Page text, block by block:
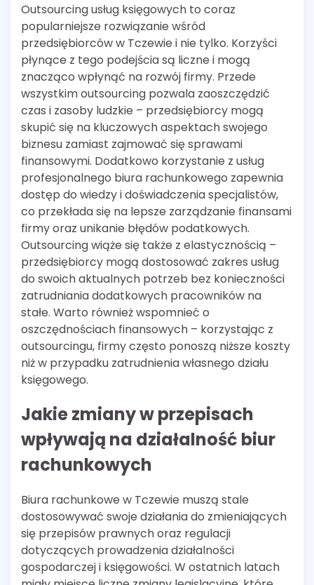
Outsourcing usług księgowych to coraz
popularniejsze rozwiązanie wśród
przedsiębiorców w Tczewie i nie tylko. Korzyści
płynące z tego podejścia są liczne i mogą
znacząco wpłynąć na rozwój firmy. Przede
wszystkim outsourcing pozwala zaoszczędzić
czas i zasoby ludzkie – przedsiębiorcy mogą
skupić się na kluczowych aspektach swojego
biznesu zamiast zajmować się sprawami
finansowymi. Dodatkowo korzystanie z usług
profesjonalnego biura rachunkowego zapewnia
dostęp do wiedzy i doświadczenia specjalistów,
co przekłada się na lepsze zarządzanie finansami
firmy oraz unikanie błędów podatkowych.
Outsourcing wiąże się także z elastycznością –
przedsiębiorcy mogą dostosować zakres usług
do swoich aktualnych potrzeb bez konieczności
zatrudniania dodatkowych pracowników na
stałe. Warto również wspomnieć o
oszczędnościach finansowych – korzystając z
outsourcingu, firmy często ponoszą niższe koszty
niż w przypadku zatrudnienia własnego działu
księgowego.
Jakie zmiany w przepisach
wpływają na działalność biur
rachunkowych
Biura rachunkowe w Tczewie muszą stale
dostosowywać swoje działania do zmieniających
się przepisów prawnych oraz regulacji
dotyczących prowadzenia działalności
gospodarczej i księgowości. W ostatnich latach